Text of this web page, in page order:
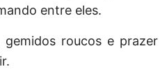
entre eles.
gemidos roucos e prazer